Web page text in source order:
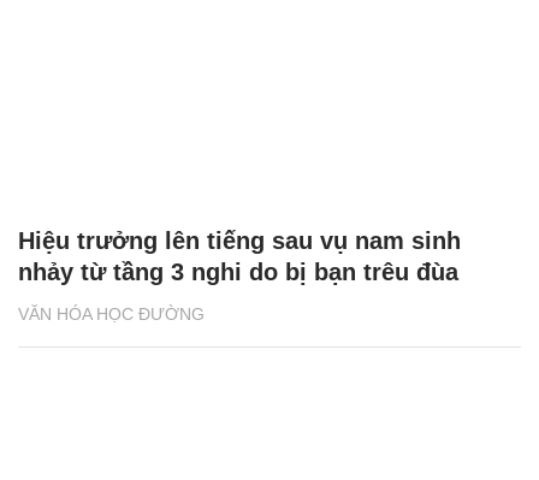
VĂN HÓA HỌC ĐƯỜNG
Hiệu trưởng lên tiếng sau vụ nam sinh
nhảy từ tầng 3 nghi do bị bạn trêu đùa